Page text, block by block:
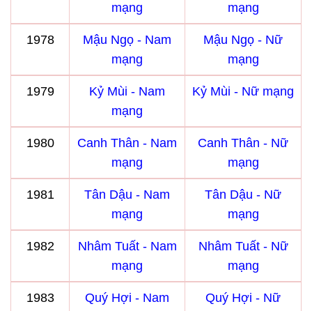
mạng
mạng
1978
Mậu Ngọ - Nam
mạng
Mậu Ngọ - Nữ
mạng
1979
Kỷ Mùi - Nam
mạng
Kỷ Mùi - Nữ mạng
1980
Canh Thân - Nam
mạng
Canh Thân - Nữ
mạng
1981
Tân Dậu - Nam
mạng
Tân Dậu - Nữ
mạng
1982
Nhâm Tuất - Nam
mạng
Nhâm Tuất - Nữ
mạng
1983
Quý Hợi - Nam
Quý Hợi - Nữ